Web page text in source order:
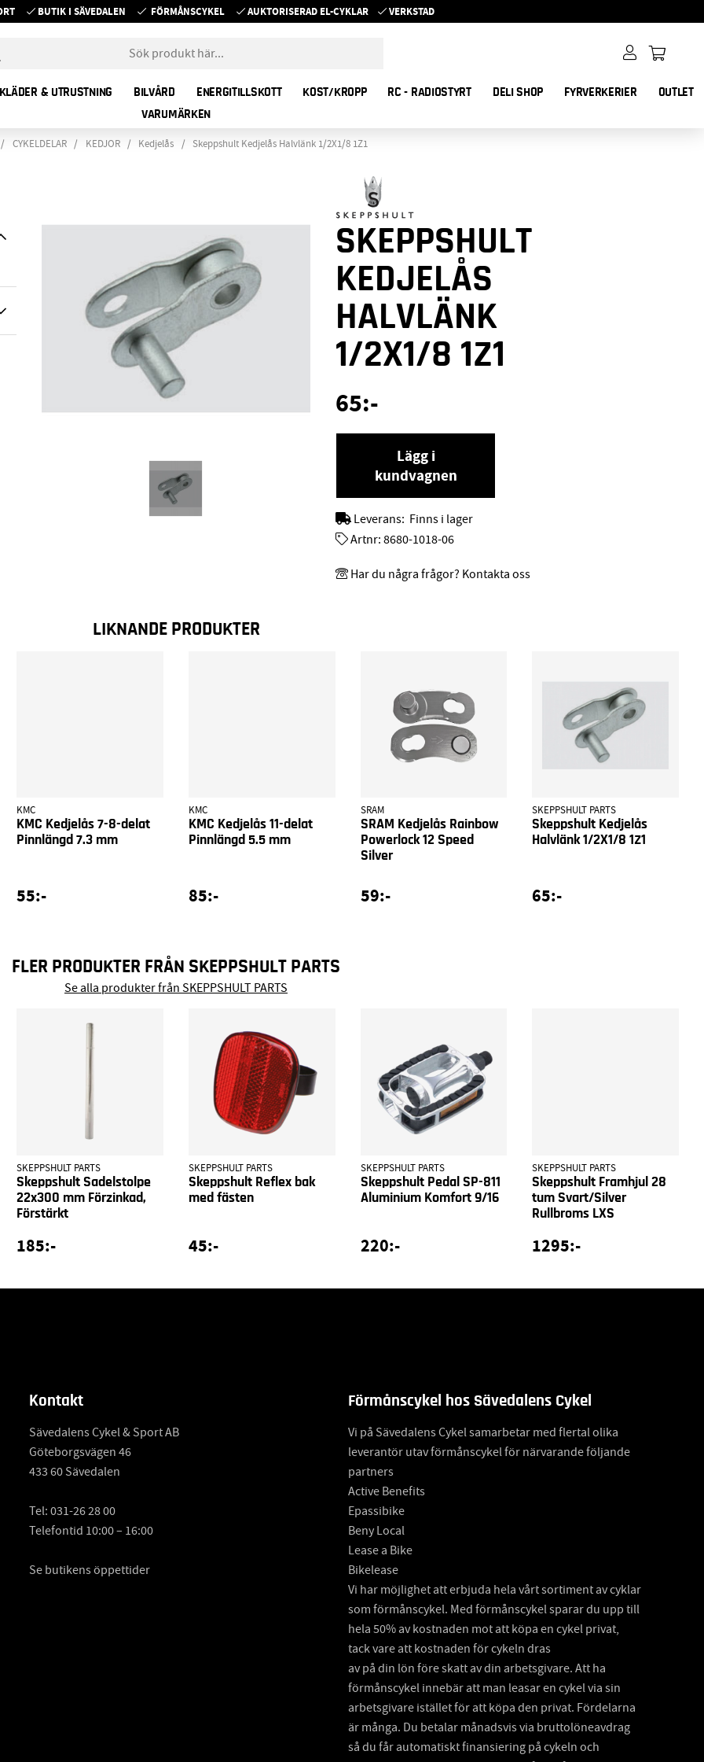
BUTIK I SÄVEDALEN FÖRMÅNSCYKEL AUKTORISERAD EL-CYKLAR VERKSTAD
& UTRUSTNING BILVÅRD ENERGITILLSKOTT KOST/KROPP RC - RADIOSTYRT DELI SHOP FYRVERKERIER
OUTLET
VARUMÄRKEN
CYKELDELAR KEDJOR Kedjelås Skeppshult Kedjelås Halvlänk 1/2X1/8 1Z1
SKEPPSHULT
KEDJELÅS
HALVLÄNK
1/2X1/8 1Z1
65:-
Lägg i
kundvagnen
Leverans: Finns i lager
Artnr: 8680-1018-06
Har du några frågor? Kontakta oss
LIKNANDE PRODUKTER
KMC
KMC Kedjelås 7-8-delat
Pinnlängd 7.3 mm
55:-
KMC
KMC Kedjelås 11-delat
Pinnlängd 5.5 mm
85:-
SRAM
SRAM Kedjelås Rainbow
Powerlock 12 Speed
Silver
59:-
SKEPPSHULT PARTS
Skeppshult Kedjelås
Halvlänk 1/2X1/8 1Z1
65:-
FLER PRODUKTER FRÅN SKEPPSHULT PARTS
Se alla produkter från SKEPPSHULT PARTS
SKEPPSHULT PARTS
Skeppshult Sadelstolpe
22x300 mm Förzinkad,
Förstärkt
185:-
SKEPPSHULT PARTS
Skeppshult Reflex bak
med fästen
45:-
SKEPPSHULT PARTS
Skeppshult Pedal SP-811
Aluminium Komfort 9/16
220:-
SKEPPSHULT PARTS
Skeppshult Framhjul 28
tum Svart/Silver
Rullbroms LXS
1295:-
Kontakt
Sävedalens Cykel & Sport AB
Göteborgsvägen 46
433 60 Sävedalen
Tel:031-26 28 00
Telefontid 10:00 – 16:00
Se butikens öppettider
Förmånscykel hos Sävedalens Cykel
Vi på Sävedalens Cykel samarbetar med flertal olika
leverantör utav förmånscykel för närvarande följande
partners
Active Benefits
Epassibike
Beny Local
Lease a Bike
Bikelease
Vi har möjlighet att erbjuda hela vårt sortiment av cyklar
som förmånscykel. Med förmånscykel sparar du upp till
hela 50% av kostnaden mot att köpa en cykel privat,
tack vare att kostnaden för cykeln dras
av på din lön före skatt av din arbetsgivare. Att ha
förmånscykel innebär att man leasar en cykel via sin
arbetsgivare istället för att köpa den privat. Fördelarna
är många. Du betalar månadsvis via bruttolöneavdrag
så du får automatiskt finansiering på cykeln och